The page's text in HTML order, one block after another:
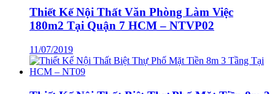
Thiết Kế Nội Thất Văn Phòng Làm Việc
180m2 Tại Quận 7 HCM – NTVP02
11/07/2019